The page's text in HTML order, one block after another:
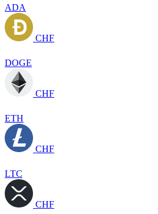
ADA
CHF
DOGE
CHF
ETH
CHF
LTC
CHF